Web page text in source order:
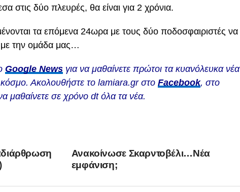
στις δύο πλευρές, θα είναι για 2 χρόνια.
τα επόμενα 24ωρα με τους δύο ποδοσφαιριστές να
με την ομάδα μας…
Google News για να μαθαίνετε πρώτοι τα κυανόλευκα νέα
Ακολουθήστε το lamiara.gr στο Facebook, στο
μαθαίνετε σε χρόνο dt όλα τα νέα.
Ανακοίνωσε Σκαρντοβέλι…Νέα
εμφάνιση;